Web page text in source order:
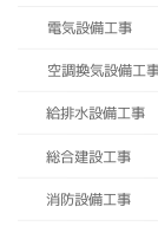
電気設備工事
空調換気設備工
給排水設備工事
総合建設工事
消防設備工事